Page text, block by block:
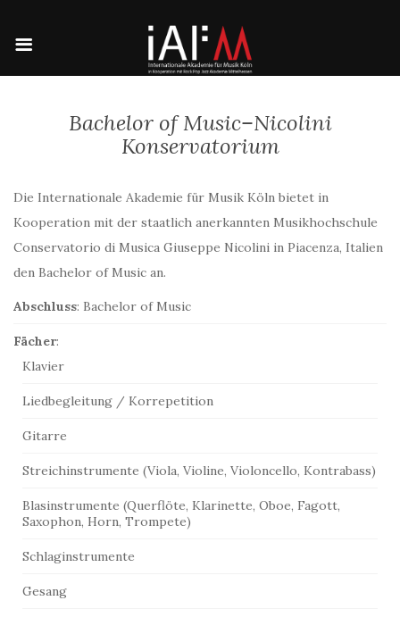
Bachelor of Music–Nicolini
Konservatorium
Die Internationale Akademie für Musik Köln bietet in
Kooperation mit der staatlich anerkannten Musikhochschule
Conservatorio di Musica Giuseppe Nicolini in Piacenza, Italien
den Bachelor of Music an.
Abschluss: Bachelor of Music
Fächer:
Klavier
Liedbegleitung / Korrepetition
Gitarre
Streichinstrumente (Viola, Violine, Violoncello, Kontrabass)
Blasinstrumente (Querflöte, Klarinette, Oboe, Fagott,
Saxophon, Horn, Trompete)
Schlaginstrumente
Gesang